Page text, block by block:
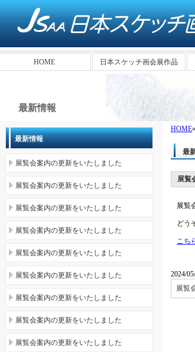
HOME 日本スケッチ画会展作品
最新情報
HOME»
最
展覧
展覧
どう
こち
2024/
展覧
最新情報
展覧会案内の更新をいたしました
展覧会案内の更新をいたしました
展覧会案内の更新をいたしました
展覧会案内の更新をいたしました
展覧会案内の更新をいたしました
展覧会案内の更新をいたしました
展覧会案内の更新をいたしました
展覧会案内の更新をいたしました
展覧会案内の更新をいたしました